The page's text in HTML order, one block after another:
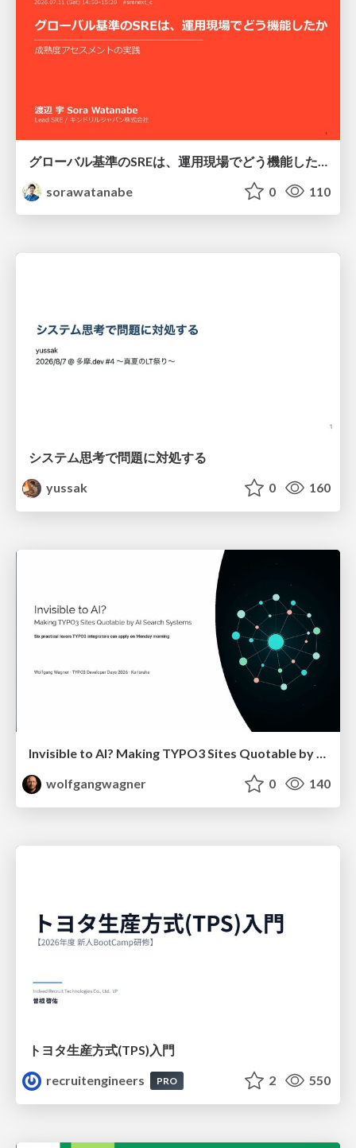
sorawatanabe
0 110
システム思考で問題に対処する
yussak
0 160
Invisible to AI? Making TYPO3 Sites Quotable by AI Search Systems
wolfgangwagner
0 140
トヨタ⽣産⽅式(TPS)⼊⾨
recruitengineers
PRO 2 550